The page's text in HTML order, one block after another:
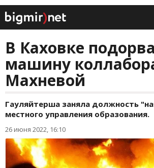
В Каховке
машину
Махневой
Гауляйтерша заняла должность
местного управления образования.
26 июня 2022, 16:10